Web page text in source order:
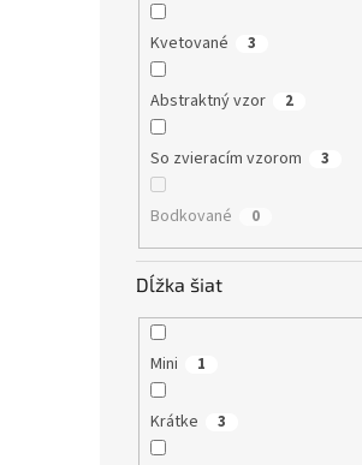
Kvetované 3
Abstraktný vzor 2
So zvieracím vzorom 3
Bodkované 0
Dĺžka šiat
Mini 1
Krátke 3